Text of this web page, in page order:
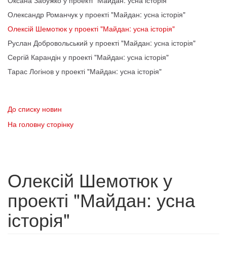
Олександр Романчук у проекті "Майдан: усна історія"
Олексій Шемотюк у проекті "Майдан: усна історія"
Руслан Добровольський у проекті "Майдан: усна історія"
Сергій Карандін у проекті "Майдан: усна історія"
Тарас Логінов у проекті "Майдан: усна історія"
До списку новин
На головну сторінку
Олексій Шемотюк у
проекті "Майдан: усна
історія"